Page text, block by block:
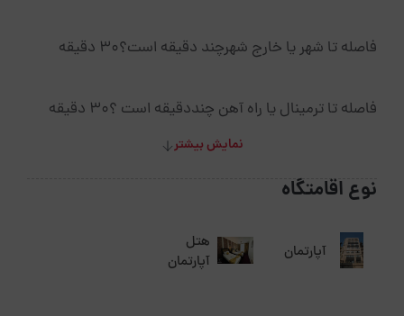
فاصله تا شهر یا خارج شهرچند دقیقه است؟30 دقیقه
فاصله تا ترمینال یا راه آهن چنددقیقه است ؟30 دقیقه
نمایش بیشتر
نوع اقامتگاه
آپارتمان
هتل
آپارتمان